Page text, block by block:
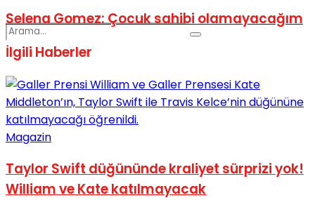
No Result
Selena Gomez: Çocuk sahibi olamayacağım
İlgili Haberler
Magazin
Taylor Swift düğününde kraliyet sürprizi yok!
William ve Kate katılmayacak